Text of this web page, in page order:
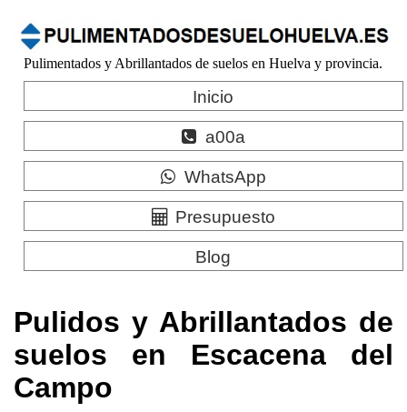
Pulimentados y Abrillantados de suelos en Huelva y provincia.
Inicio
a00a
WhatsApp
Presupuesto
Blog
Pulidos y Abrillantados de
suelos en Escacena del
Campo